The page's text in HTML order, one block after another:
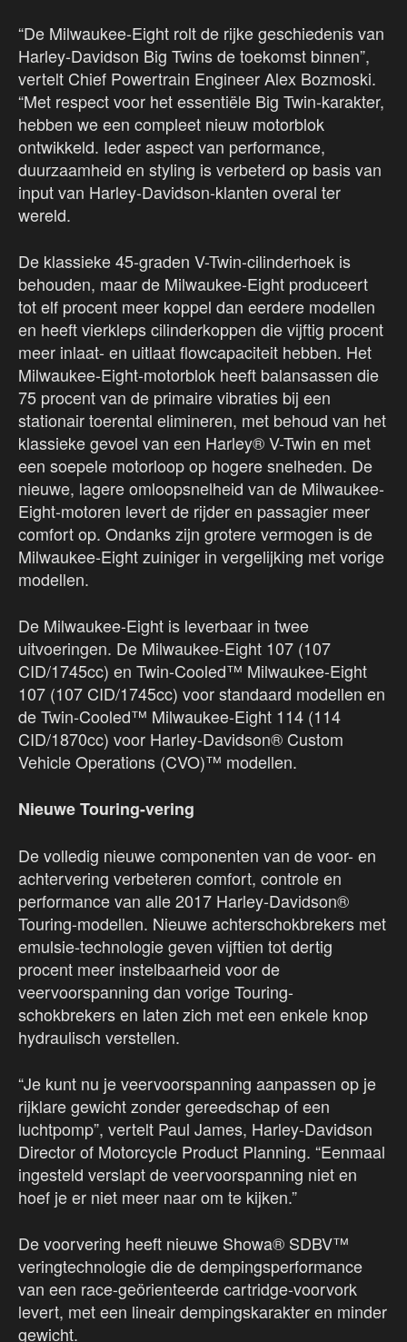
“De Milwaukee-Eight rolt de rijke geschiedenis van
Harley-Davidson Big Twins de toekomst binnen”,
vertelt Chief Powertrain Engineer Alex Bozmoski.
“Met respect voor het essentiële Big Twin-karakter,
hebben we een compleet nieuw motorblok
ontwikkeld. Ieder aspect van performance,
duurzaamheid en styling is verbeterd op basis van
input van Harley-Davidson-klanten overal ter
wereld.
De klassieke 45-graden V-Twin-cilinderhoek is
behouden, maar de Milwaukee-Eight produceert
tot elf procent meer koppel dan eerdere modellen
en heeft vierkleps cilinderkoppen die vijftig procent
meer inlaat- en uitlaat flowcapaciteit hebben. Het
Milwaukee-Eight-motorblok heeft balansassen die
75 procent van de primaire vibraties bij een
stationair toerental elimineren, met behoud van het
klassieke gevoel van een Harley® V-Twin en met
een soepele motorloop op hogere snelheden. De
nieuwe, lagere omloopsnelheid van de Milwaukee-
Eight-motoren levert de rijder en passagier meer
comfort op. Ondanks zijn grotere vermogen is de
Milwaukee-Eight zuiniger in vergelijking met vorige
modellen.
De Milwaukee-Eight is leverbaar in twee
uitvoeringen. De Milwaukee-Eight 107 (107
CID/1745cc) en Twin-Cooled™ Milwaukee-Eight
107 (107 CID/1745cc) voor standaard modellen en
de Twin-Cooled™ Milwaukee-Eight 114 (114
CID/1870cc) voor Harley-Davidson® Custom
Vehicle Operations (CVO)™ modellen.
Nieuwe Touring-vering
De volledig nieuwe componenten van de voor- en
achtervering verbeteren comfort, controle en
performance van alle 2017 Harley-Davidson®
Touring-modellen. Nieuwe achterschokbrekers met
emulsie-technologie geven vijftien tot dertig
procent meer instelbaarheid voor de
veervoorspanning dan vorige Touring-
schokbrekers en laten zich met een enkele knop
hydraulisch verstellen.
“Je kunt nu je veervoorspanning aanpassen op je
rijklare gewicht zonder gereedschap of een
luchtpomp”, vertelt Paul James, Harley-Davidson
Director of Motorcycle Product Planning. “Eenmaal
ingesteld verslapt de veervoorspanning niet en
hoef je er niet meer naar om te kijken.”
De voorvering heeft nieuwe Showa® SDBV™
veringtechnologie die de dempingsperformance
van een race-geörienteerde cartridge-voorvork
levert, met een lineair dempingskarakter en minder
gewicht.